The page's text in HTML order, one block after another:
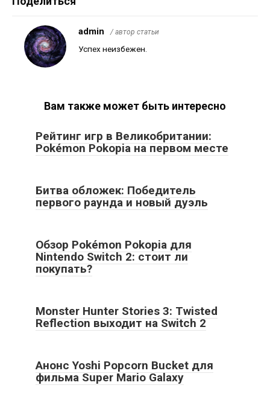
admin / автор статьи
Успех неизбежен.
Вам также может быть интересно
Рейтинг игр в Великобритании:
Pokémon Pokopia на первом месте
Битва обложек: Победитель
первого раунда и новый дуэль
Обзор Pokémon Pokopia для
Nintendo Switch 2: стоит ли
покупать?
Monster Hunter Stories 3: Twisted
Reflection выходит на Switch 2
Анонс Yoshi Popcorn Bucket для
фильма Super Mario Galaxy